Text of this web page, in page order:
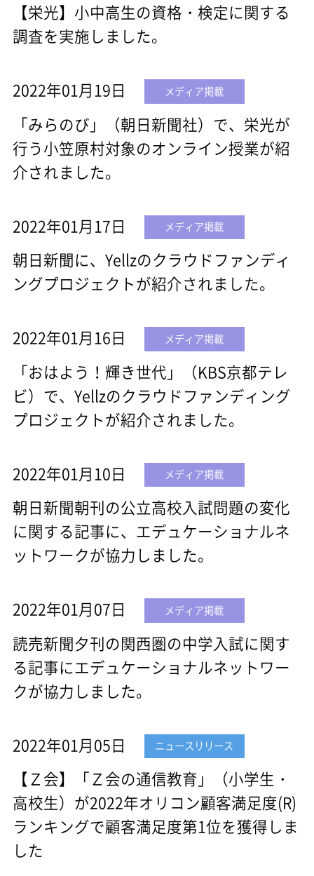
【栄光】小中高生の資格・検定に関する
調査を実施しました。
2022年01月19日 メディア掲載
「みらのび」（朝日新聞社）で、栄光が
行う小笠原村対象のオンライン授業が紹
介されました。
2022年01月17日 メディア掲載
朝日新聞に、Yellzのクラウドファンディ
ングプロジェクトが紹介されました。
2022年01月16日 メディア掲載
「おはよう！輝き世代」（KBS京都テレ
ビ）で、Yellzのクラウドファンディング
プロジェクトが紹介されました。
2022年01月10日 メディア掲載
朝日新聞朝刊の公立高校入試問題の変化
に関する記事に、エデュケーショナルネ
ットワークが協力しました。
2022年01月07日 メディア掲載
読売新聞夕刊の関西圏の中学入試に関す
る記事にエデュケーショナルネットワー
クが協力しました。
2022年01月05日 ニュースリリース
【Ｚ会】「Ｚ会の通信教育」（小学生・
高校生）が2022年オリコン顧客満足度(R)
ランキングで顧客満足度第1位を獲得しま
した